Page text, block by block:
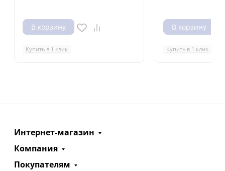
В корзину
Купить в 1 клик
В корзину
Купить в 1 клик
Интернет-магазин
Компания
Покупателям